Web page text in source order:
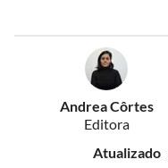
Andrea Côrtes
Editora
Atualizado